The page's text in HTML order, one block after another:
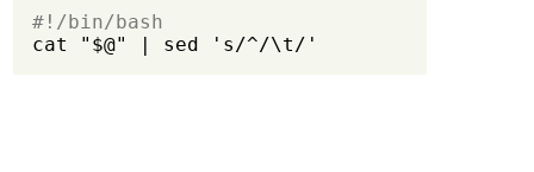
#!/bin/bash
cat "$@" | sed 's/^/\t/'